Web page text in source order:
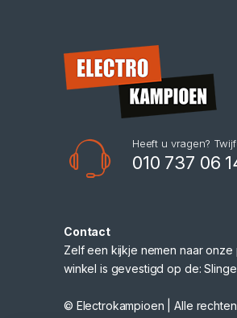
Heeft u vragen?
010 737 06
Contact
Zelf een kijkje nemen naar onze
winkel is gevestigd op de: Slinge
© Electrokampioen | Alle